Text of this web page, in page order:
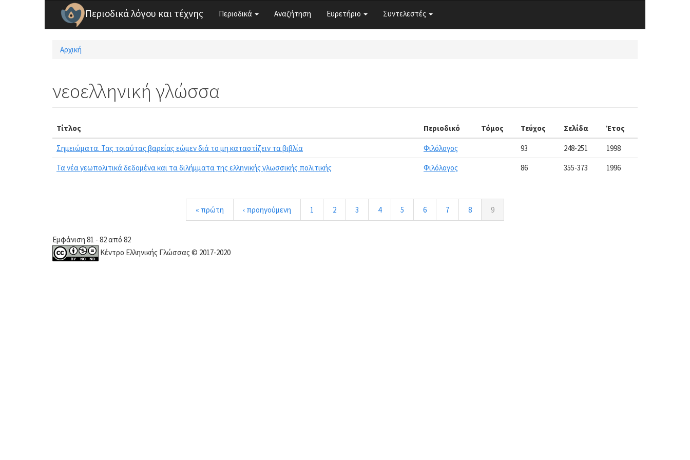
Παράκαμψη προς το κυρίως περιεχόμενο
Περιοδικά λόγου και τέχνης Περιοδικά Αναζήτηση Ευρετήριο Συντελεστές
Είστε εδώ
Αρχική
νεοελληνική γλώσσα
Τίτλος Περιοδικό Τόμος Τεύχος Σελίδα Έτος
Σημειώματα. Τας τοιαύτας βαρείας εώμεν διά το μη καταστίζειν τα βιβλία Φιλόλογος 93 248-251
1998
Τα νέα γεωπολιτικά δεδομένα και τα διλήμματα της ελληνικής γλωσσικής πολιτικής
Φιλόλογος 86 355-373 1996
« πρώτη ‹ προηγούμενη 1 2 3 4 5 6 7 8 9
Εμφάνιση 81 - 82 από 82
Κέντρο Ελληνικής Γλώσσας © 2017-2020